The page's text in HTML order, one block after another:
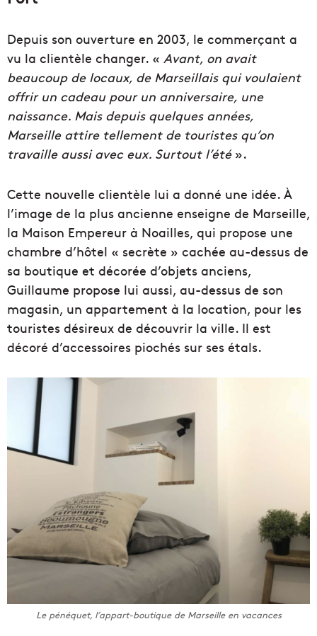
Depuis son ouverture en 2003, le commerçant a
vu la clientèle changer. « Avant, on avait
beaucoup de locaux, de Marseillais qui voulaient
offrir un cadeau pour un anniversaire, une
naissance. Mais depuis quelques années,
Marseille attire tellement de touristes qu’on
travaille aussi avec eux. Surtout l’été».
Cette nouvelle clientèle lui a donné une idée. À
l’image de la plus ancienne enseigne de Marseille,
la Maison Empereur à Noailles, qui propose une
chambre d’hôtel « secrète » cachée au-dessus de
sa boutique et décorée d’objets anciens,
Guillaume propose lui aussi, au-dessus de son
magasin, un appartement à la location, pour les
touristes désireux de découvrir la ville. Il est
décoré d’accessoires piochés sur ses étals.
Le pénéquet, l’appart-boutique de Marseille en vacances